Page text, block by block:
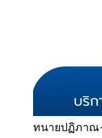
ทนายปฏิภาณ·